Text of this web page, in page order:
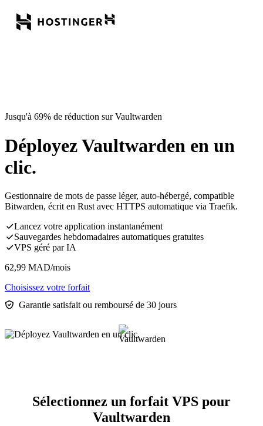
Jusqu'à 69% de réduction sur Vaultwarden
Déployez Vaultwarden en un
clic.
Gestionnaire de mots de passe léger, auto-hébergé, compatible
Bitwarden, écrit en Rust avec HTTPS automatique via Traefik.
Lancez votre application instantanément
Sauvegardes hebdomadaires automatiques gratuites
VPS géré par IA
62,99 MAD/mois
Choisissez votre forfait
Garantie satisfait ou remboursé de 30 jours
Sélectionnez un forfait VPS pour
Vaultwarden